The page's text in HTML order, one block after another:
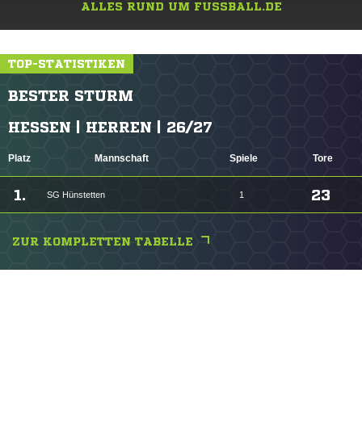
ALLES RUND UM FUSSBALL.DE
TOP-STATISTIKEN
BESTER STURM
HESSEN | HERREN | 26/27
Platz Mannschaft Spiele Tore
1. SG Hünstetten 1 23
ZUR KOMPLETTEN TABELLE